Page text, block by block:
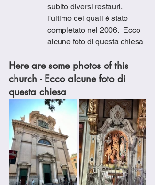
subito diversi restauri,
l'ultimo dei quali è stato
completato nel 2006.  Ecco
alcune foto di questa chiesa
Here are some photos of this
church - Ecco alcune foto di
questa chiesa